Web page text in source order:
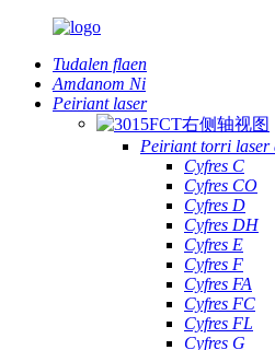
Tudalen flaen
Amdanom Ni
Peiriant laser
Peiriant torri laser
Cyfres C
Cyfres CO
Cyfres D
Cyfres DH
Cyfres E
Cyfres F
Cyfres FA
Cyfres FC
Cyfres FL
Cyfres G